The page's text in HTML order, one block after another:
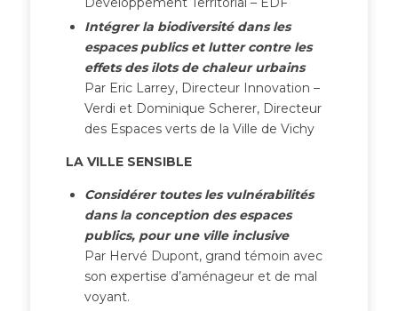
Intégrer la biodiversité dans les
espaces publics et lutter contre les
effets des ilots de chaleur urbains
Par Eric Larrey, Directeur Innovation –
Verdi et Dominique Scherer, Directeur
des Espaces verts de la Ville de Vichy
LA VILLE SENSIBLE
Considérer toutes les vulnérabilités
dans la conception des espaces
publics, pour une ville inclusive
Par Hervé Dupont, grand témoin avec
son expertise d’aménageur et de mal
voyant.